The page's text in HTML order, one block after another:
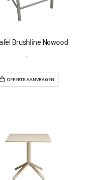
Brushline Nowood
-